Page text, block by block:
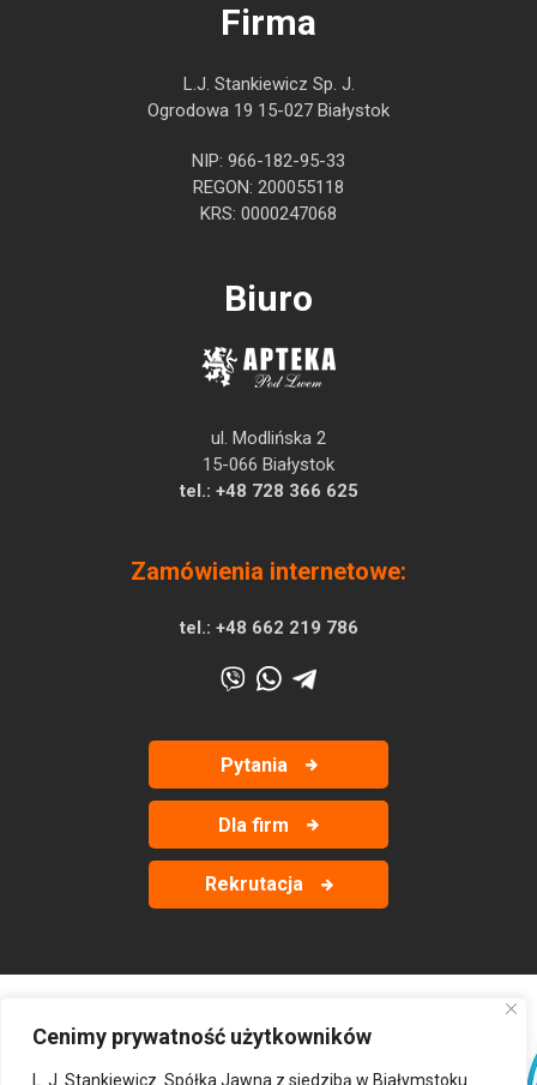
Cenimy prywatność użytkowników
L. J. Stankiewicz. Spółka Jawna z siedzibą w Białymstoku
Firma
L.J. Stankiewicz Sp. J.
Ogrodowa 19 15-027 Białystok
NIP: 966-182-95-33
REGON: 200055118
KRS: 0000247068
Biuro
ul. Modlińska 2
15-066 Białystok
tel.: +48 728 366 625
Zamówienia internetowe:
tel.: +48 662 219 786
Pytania
Dla firm
Rekrutacja